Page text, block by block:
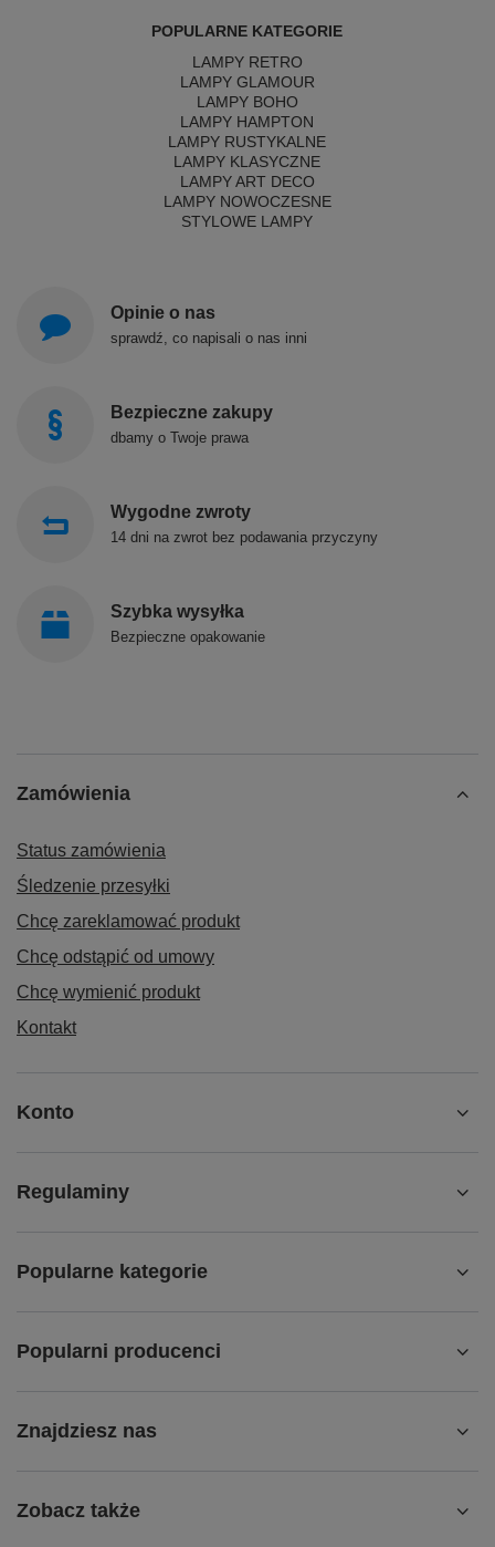
POPULARNE KATEGORIE
LAMPY RETRO
LAMPY GLAMOUR
LAMPY BOHO
LAMPY HAMPTON
LAMPY RUSTYKALNE
LAMPY KLASYCZNE
LAMPY ART DECO
LAMPY NOWOCZESNE
STYLOWE LAMPY
Opinie o nas
sprawdź, co napisali o nas inni
Bezpieczne zakupy
dbamy o Twoje prawa
Wygodne zwroty
14 dni na zwrot bez podawania przyczyny
Szybka wysyłka
Bezpieczne opakowanie
Zamówienia
Status zamówienia
Śledzenie przesyłki
Chcę zareklamować produkt
Chcę odstąpić od umowy
Chcę wymienić produkt
Kontakt
Konto
Regulaminy
Popularne kategorie
Popularni producenci
Znajdziesz nas
Zobacz także